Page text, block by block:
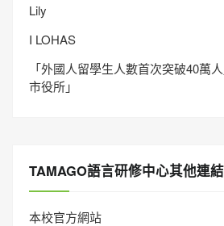
Lily
I LOHAS
「外國人留學生人數首次突破40萬
市役所」
TAMAGO語言研修中心其他連結
本校官方網站